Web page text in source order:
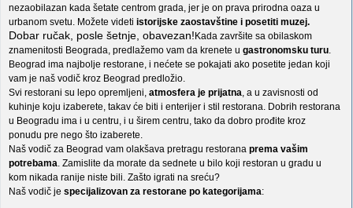
nezaobilazan kada šetate centrom grada, jer je on prava prirodna oaza u
urbanom svetu. Možete videti istorijske zaostavštine i posetiti muzej.
Dobar ručak, posle šetnje, obavezan! Kada završite sa obilaskom
znamenitosti Beograda, predlažemo vam da krenete u gastronomsku turu.
Beograd ima najbolje restorane, i nećete se pokajati ako posetite jedan koji
vam je naš vodič kroz Beograd predložio.
Svi restorani su lepo opremljeni, atmosfera je prijatna, a u zavisnosti od
kuhinje koju izaberete, takav će biti i enterijer i stil restorana. Dobrih restorana
u Beogradu ima i u centru, i u širem centru, tako da dobro prođite kroz
ponudu pre nego što izaberete.
Naš vodič za Beograd vam olakšava pretragu restorana prema vašim
potrebama. Zamislite da morate da sednete u bilo koji restoran u gradu u
kom nikada ranije niste bili. Zašto igrati na sreću?
Naš vodič je specijalizovan za restorane po kategorijama: